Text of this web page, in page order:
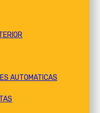
AUTOMATICAS